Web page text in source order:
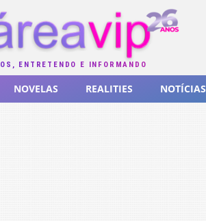
ENTRETENDO E INFORMANDO
NOVELAS REALITIES NOTÍCIAS